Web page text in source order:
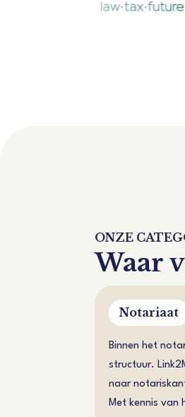
ONZE
Waar
Notariaat
Binnen het
structuur.
naar
Met kennis van